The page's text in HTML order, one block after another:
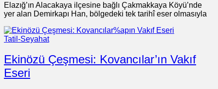
Elazığ’ın Alacakaya ilçesine bağlı Çakmakkaya Köyü’nde
yer alan Demirkapı Han, bölgedeki tek tarihî eser olmasıyla
Tatil-Seyahat
Ekinözü Çeşmesi: Kovancılar’ın Vakıf
Eseri